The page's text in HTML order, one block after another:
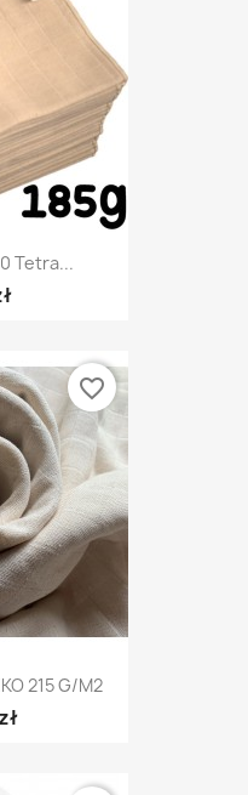
Tetra...
215 G/m2
favorite_border